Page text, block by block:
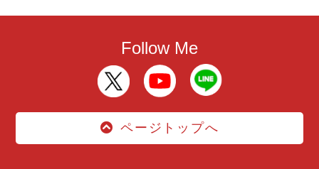
Follow Me
ページトップへ